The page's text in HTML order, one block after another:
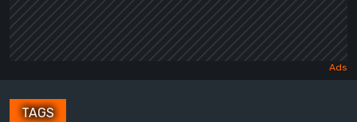
TAGS